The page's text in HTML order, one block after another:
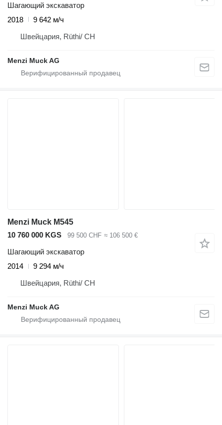
Шагающий экскаватор
2018
9 642 м/ч
Швейцария, Rüthi/ CH
Menzi Muck AG
Menzi Muck M545
10 760 000 KGS
99 500 CHF ≈ 106 500 €
Шагающий экскаватор
2014
9 294 м/ч
Швейцария, Rüthi/ CH
Menzi Muck AG